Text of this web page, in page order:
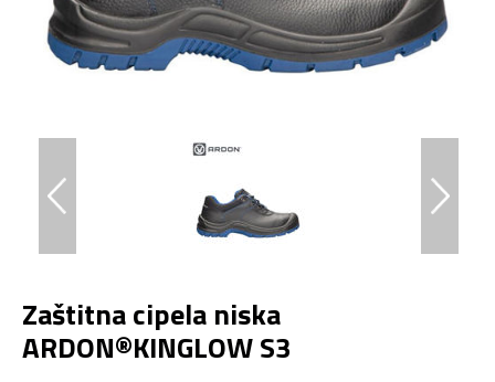
Zaštitna cipela niska
ARDON®KINGLOW S3